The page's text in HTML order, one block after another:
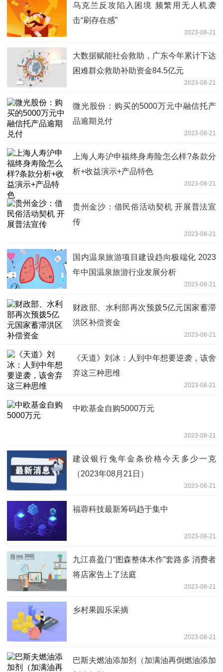
乌克兰反攻陷入困境 频繁用无人机袭
击“刷存在感”
2023-08-21
大数据赋能社会救助，广东今年累计下达
困难群众救助补助资金84.5亿元
2023-08-21
微光股份：购买的5000万元中融信托产
品逾期兑付
2023-08-21
上海人寿沪申福终身寿险怎么样?条款分
析+收益演示+产品特色
2023-08-21
贵州金沙：借民俗活动契机 开展普法宣
传
2023-08-21
国内温泉旅游项目建设趋向极端化 2023
年中国温泉旅游行业发展分析
2023-08-21
财政部、水利部再次预拨5亿元国家蓄滞
洪区补偿资金
2023-08-21
《天道》刘冰：人到中年想要逆袭，该舍
弃这三种思维
2023-08-21
中欧基金自购5000万元
2023-08-21
建设银行兔年金条价格今天多少一克
（2023年08月21日）
2023-08-21
福蓉科技最新筹码趋于集中
2023-08-21
九江喜盈门“图森整体木作”套路多 消费者
将店家告上了法庭
2023-08-21
乡村果园乐采摘
2023-08-21
巴斯夫燃油添加剂（加满油再倒燃油添加